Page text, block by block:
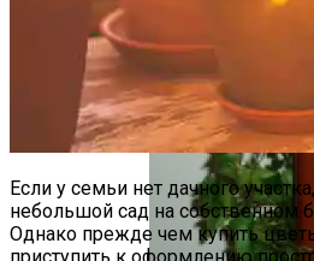
Если у семьи нет дачного
небольшой сад на собственном
Однако прежде чем купить
приступить к оформлению